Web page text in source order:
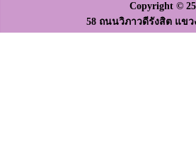
Copyright ©
58 ถนนวิภาวดีรังสิต แขว